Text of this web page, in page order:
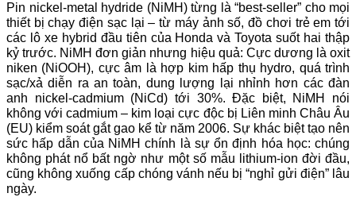
Pin nickel-metal hydride (NiMH) từng là “best-seller” cho mọi
thiết bị chạy điện sạc lại – từ máy ảnh số, đồ chơi trẻ em tới
các lô xe hybrid đầu tiên của Honda và Toyota suốt hai thập
kỷ trước. NiMH đơn giản nhưng hiệu quả: Cực dương là oxit
niken (NiOOH), cực âm là hợp kim hấp thụ hydro, quá trình
sạc/xả diễn ra an toàn, dung lượng lại nhỉnh hơn các đàn
anh nickel-cadmium (NiCd) tới 30%. Đặc biệt, NiMH nói
không với cadmium – kim loại cực độc bị Liên minh Châu Âu
(EU) kiểm soát gắt gao kể từ năm 2006. Sự khác biệt tạo nên
sức hấp dẫn của NiMH chính là sự ổn định hóa học: chúng
không phát nổ bất ngờ như một số mẫu lithium-ion đời đầu,
cũng không xuống cấp chóng vánh nếu bị “nghỉ gửi điện” lâu
ngày.